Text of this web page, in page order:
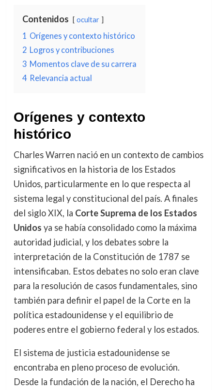
Contenidos ocultar
1 Orígenes y contexto histórico
2 Logros y contribuciones
3 Momentos clave de su carrera
4 Relevancia actual
Orígenes y contexto
histórico
Charles Warren nació en un contexto de cambios
significativos en la historia de los Estados
Unidos, particularmente en lo que respecta al
sistema legal y constitucional del país. A finales
del siglo XIX, la Corte Suprema de los Estados
Unidos ya se había consolidado como la máxima
autoridad judicial, y los debates sobre la
interpretación de la Constitución de 1787 se
intensificaban. Estos debates no solo eran clave
para la resolución de casos fundamentales, sino
también para definir el papel de la Corte en la
política estadounidense y el equilibrio de
poderes entre el gobierno federal y los estados.
El sistema de justicia estadounidense se
encontraba en pleno proceso de evolución.
Desde la fundación de la nación, el Derecho ha